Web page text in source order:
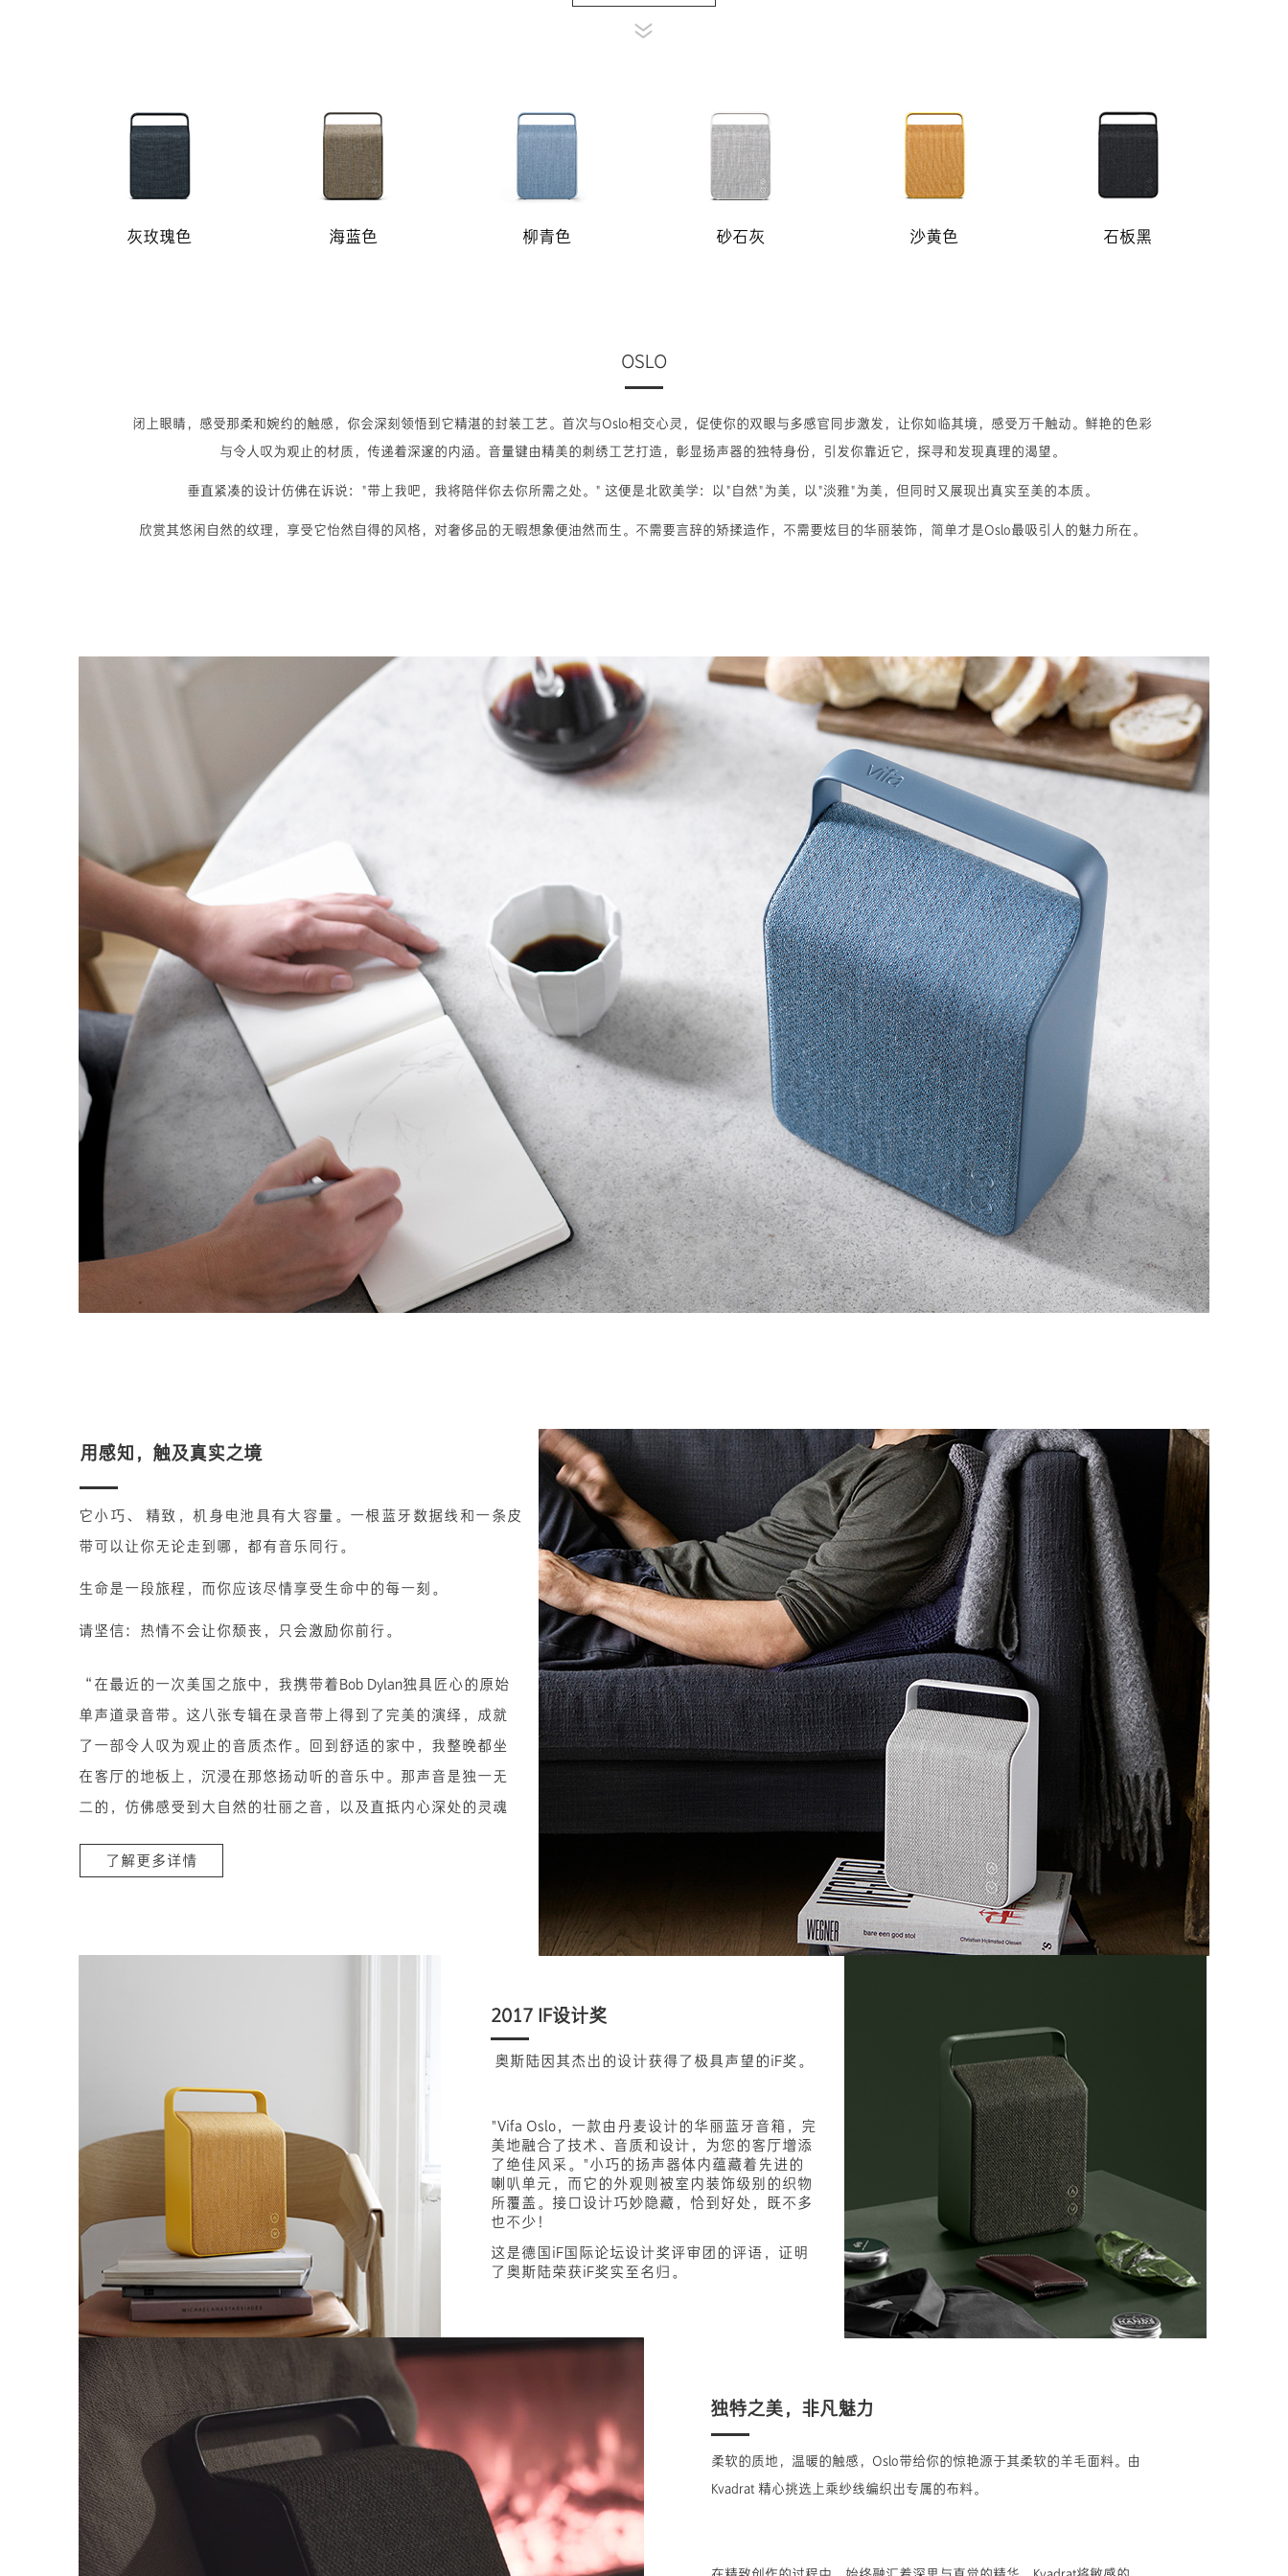
OSLO
闭上眼睛，感受那柔和婉约的触感，你会深刻领悟到它精湛的封装工艺。首次与Oslo相交心灵，促使你的双眼与多感官同步激发，让你如临其境，感受万千触动。鲜艳的色彩
与令人叹为观止的材质，传递着深邃的内涵。音量键由精美的刺绣工艺打造，彰显扬声器的独特身份，引发你靠近它，探寻和发现真理的渴望。
垂直紧凑的设计仿佛在诉说："带上我吧，我将陪伴你去你所需之处。" 这便是北欧美学：以"自然"为美，以"淡雅"为美，但同时又展现出真实至美的本质。
欣赏其悠闲自然的纹理，享受它怡然自得的风格，对奢侈品的无暇想象便油然而生。不需要言辞的矫揉造作，不需要炫目的华丽装饰，简单才是Oslo最吸引人的魅力所在。
灰玫瑰色 海蓝色 柳青色 砂石灰 沙黄色 石板黑
它小巧、 精致，机身电池具有大容量。一根蓝牙数据线和一条皮
带可以让你无论走到哪，都有音乐同行。
生命是一段旅程，而你应该尽情享受生命中的每一刻。
请坚信：热情不会让你颓丧，只会激励你前行。
“在最近的一次美国之旅中，我携带着Bob Dylan独具匠心的原始
单声道录音带。这八张专辑在录音带上得到了完美的演绎，成就
了一部令人叹为观止的音质杰作。回到舒适的家中，我整晚都坐
在客厅的地板上，沉浸在那悠扬动听的音乐中。那声音是独一无
二的，仿佛感受到大自然的壮丽之音，以及直抵内心深处的灵魂
这唱片的音质是独具一格的，带来身临其境的感受，如同置身于
用感知，触及真实之境
了解更多详情
奥斯陆因其杰出的设计获得了极具声望的iF奖。
"Vifa Oslo，一款由丹麦设计的华丽蓝牙音箱，完
美地融合了技术、音质和设计，为您的客厅增添
了绝佳风采。"小巧的扬声器体内蕴藏着先进的
喇叭单元，而它的外观则被室内装饰级别的织物
所覆盖。接口设计巧妙隐藏，恰到好处，既不多
也不少！
这是德国iF国际论坛设计奖评审团的评语，证明
了奥斯陆荣获iF奖实至名归。
2017 IF设计奖
柔软的质地，温暖的触感，Oslo带给你的惊艳源于其柔软的羊毛面料。由
Kvadrat 精心挑选上乘纱线编织出专属的布料。
独特之美，非凡魅力